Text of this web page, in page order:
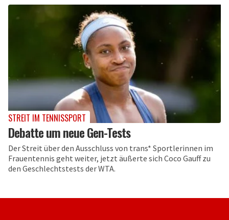
STREIT IM TENNISSPORT
Debatte um neue Gen-Tests
Der Streit über den Ausschluss von trans* Sportlerinnen im
Frauentennis geht weiter, jetzt äußerte sich Coco Gauff zu
den Geschlechtstests der WTA.